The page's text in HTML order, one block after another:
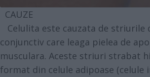
CAUZE
Celulita este cauzata de striurile
conjunctiv care leaga pielea de
musculara. Aceste striuri strabat
format din celule adipoase (celule